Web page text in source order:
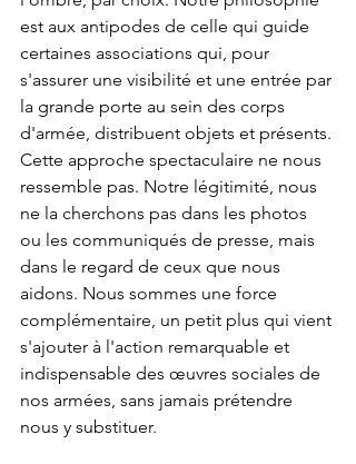
est aux antipodes de celle qui guide
certaines associations qui, pour
s'assurer une visibilité et une entrée par
la grande porte au sein des corps
d'armée, distribuent objets et présents.
Cette approche spectaculaire ne nous
ressemble pas. Notre légitimité, nous
ne la cherchons pas dans les photos
ou les communiqués de presse, mais
dans le regard de ceux que nous
aidons. Nous sommes une force
complémentaire, un petit plus qui vient
s'ajouter à l'action remarquable et
indispensable des œuvres sociales de
nos armées, sans jamais prétendre
nous y substituer.